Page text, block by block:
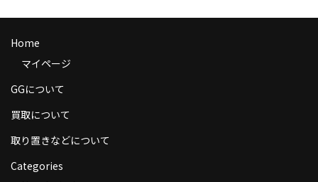
送料
商品の発送
返品
コンディション
Privacy Policy
Home
マイページ
GGについて
買取について
取り置きなどについて
Categories